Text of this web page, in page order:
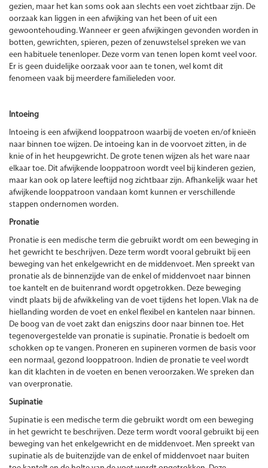
gezien, maar het kan soms ook aan slechts een voet zichtbaar zijn. De
oorzaak kan liggen in een afwijking van het been of uit een
gewoontehouding. Wanneer er geen afwijkingen gevonden worden in
botten, gewrichten, spieren, pezen of zenuwstelsel spreken we van
een habituele tenenloper. Deze vorm van tenen lopen komt veel voor.
Er is geen duidelijke oorzaak voor aan te tonen, wel komt dit
fenomeen vaak bij meerdere familieleden voor.
Intoeing
Intoeing is een afwijkend looppatroon waarbij de voeten en/of knieën
naar binnen toe wijzen. De intoeing kan in de voorvoet zitten, in de
knie of in het heupgewricht. De grote tenen wijzen als het ware naar
elkaar toe. Dit afwijkende looppatroon wordt veel bij kinderen gezien,
maar kan ook op latere leeftijd nog zichtbaar zijn. Afhankelijk waar het
afwijkende looppatroon vandaan komt kunnen er verschillende
stappen ondernomen worden.
Pronatie
Pronatie is een medische term die gebruikt wordt om een beweging in
het gewricht te beschrijven. Deze term wordt vooral gebruikt bij een
beweging van het enkelgewricht en de middenvoet. Men spreekt van
pronatie als de binnenzijde van de enkel of middenvoet naar binnen
toe kantelt en de buitenrand wordt opgetrokken. Deze beweging
vindt plaats bij de afwikkeling van de voet tijdens het lopen. Vlak na de
hiellanding worden de voet en enkel flexibel en kantelen naar binnen.
De boog van de voet zakt dan enigszins door naar binnen toe. Het
tegenovergestelde van pronatie is supinatie. Pronatie is bedoelt om
schokken op te vangen. Proneren en supineren vormen de basis voor
een normaal, gezond looppatroon. Indien de pronatie te veel wordt
kan dit klachten in de voeten en benen veroorzaken. We spreken dan
van overpronatie.
Supinatie
Supinatie is een medische term die gebruikt wordt om een beweging
in het gewricht te beschrijven. Deze term wordt vooral gebruikt bij een
beweging van het enkelgewricht en de middenvoet. Men spreekt van
supinatie als de buitenzijde van de enkel of middenvoet naar buiten